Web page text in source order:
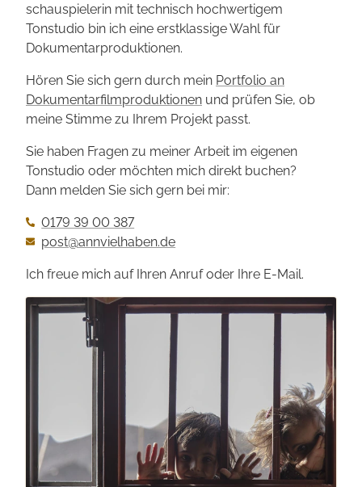
schauspielerin mit technisch hochwertigem
Tonstudio bin ich eine erstklassige Wahl für
Dokumentar­produktionen.
Hören Sie sich gern durch mein Portfolio an
Dokumentarfilm­produktionen und prüfen Sie, ob
meine Stimme zu Ihrem Projekt passt.
Sie haben Fragen zu meiner Arbeit im eigenen
Tonstudio oder möchten mich direkt buchen?
Dann melden Sie sich gern bei mir:
0179 39 00 387
post@annvielhaben.de
Ich freue mich auf Ihren Anruf oder Ihre E-Mail.